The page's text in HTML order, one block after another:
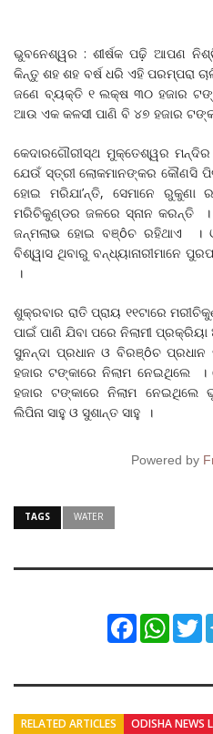
ଭୁବନେଶ୍ୱର : ଶୀର୍ଷକ ପଢ଼ି ଆପଣ
କିନ୍ତୁ ଶହ ଶହ ବର୍ଷ ଧରି ଏହି ପରମ୍ପରା
ଜଣେ ବ୍ୟକ୍ତି ୧ ଲକ୍ଷ ୩୦ ହଜାର
ଆଉ ଏକ କଳସୀ ପାଣି ବି ୪୭ ହଜାର
କେଦାରଗୌରୀସ୍ଥ ମୁକ୍ତେଶ୍ୱର
ଯେଉଁ ସ୍ତ୍ରୀ ଲୋକମାନଙ୍କର କୌଣସି
ହୋଇ ମରିଯା’ନ୍ତି, ସେମାନେ ରୁକୁଣା
ମରିଚିକୁଣ୍ଡର ଜଳରେ ସ୍ନାନ କରନ୍ତି ।
ଜନ୍ମଲାଭ ହୋଇ ବଞ୍ôଚ ରହିଥାଏ ।
ବିଶ୍ୱାସ ଥିବାରୁ ବନ୍ଧ୍ୟାନାରୀମାନେ
।
ଶୁକ୍ରବାର ରାତି ପ୍ରାୟ ୧୧ଟାରେ
ପାଇଁ ପାଣି ଯିବା ପରେ ନିଲାମୀ
ସୁନନ୍ଦା ପ୍ରଧାନ ଓ ବିରଞ୍ôଚ
ହଜାର ଟଙ୍କାରେ ନିଲାମ ନେଇଥିଲେ ।
ହଜାର ଟଙ୍କାରେ ନିଲାମ ନେଇଥିଲେ
ଲିପିନା ସାହୁ ଓ ସୁଶାନ୍ତ ସାହୁ ।
Powered by
TAGS WATER
Facebook
RELATED ARTICLES ODISHA NEWS